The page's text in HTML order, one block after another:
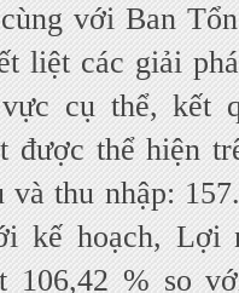
với Ban
liệt các giải
cụ thể, kết
được thể hiện
và thu nhập:
kế hoạch, Lợi
106,42 % so